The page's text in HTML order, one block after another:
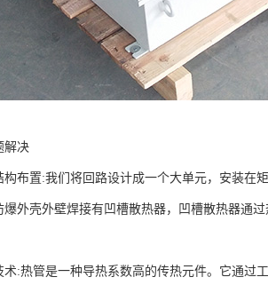
解决
构布置:我们将回路设计成一个大单元，安装在
外壳外壁焊接有凹槽散热器，凹槽散热器通
术:热管是一种导热系数高的传热元件。它通